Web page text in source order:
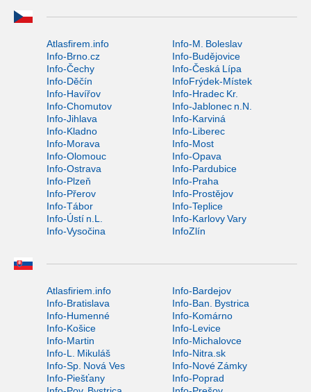
Atlasfirem.info
Info-M. Boleslav
Info-Brno.cz
Info-Budějovice
Info-Čechy
Info-Česká Lípa
Info-Děčín
InfoFrýdek-Místek
Info-Havířov
Info-Hradec Kr.
Info-Chomutov
Info-Jablonec n.N.
Info-Jihlava
Info-Karviná
Info-Kladno
Info-Liberec
Info-Morava
Info-Most
Info-Olomouc
Info-Opava
Info-Ostrava
Info-Pardubice
Info-Plzeň
Info-Praha
Info-Přerov
Info-Prostějov
Info-Tábor
Info-Teplice
Info-Ústí n.L.
Info-Karlovy Vary
Info-Vysočina
InfoZlín
Atlasfiriem.info
Info-Bardejov
Info-Bratislava
Info-Ban. Bystrica
Info-Humenné
Info-Komárno
Info-Košice
Info-Levice
Info-Martin
Info-Michalovce
Info-L. Mikuláš
Info-Nitra.sk
Info-Sp. Nová Ves
Info-Nové Zámky
Info-Piešťany
Info-Poprad